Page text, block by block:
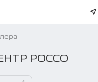
РОССО